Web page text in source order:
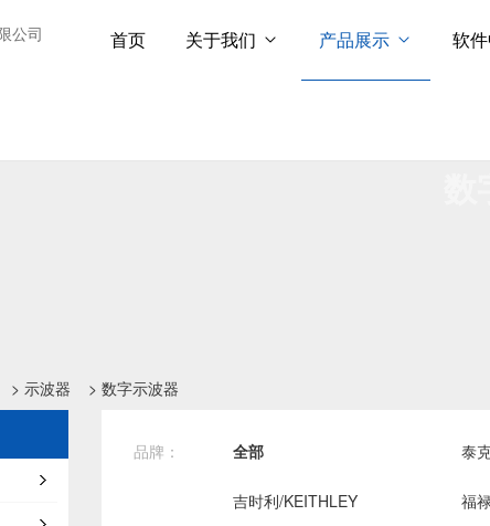
首页 关于我们 产品展示 软
> 示波器 > 数字示波器
品牌： 全部 泰
吉时利/KEITHLEY 福